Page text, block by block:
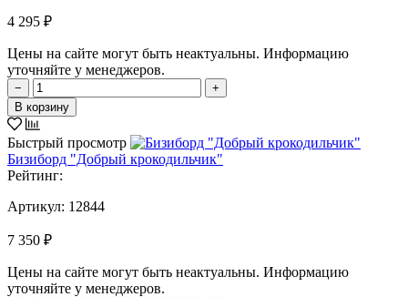
4 295 ₽
Цены на сайте могут быть неактуальны. Информацию
уточняйте у менеджеров.
−
+
В корзину
Быстрый просмотр
Бизиборд "Добрый крокодильчик"
Рейтинг:
Артикул: 12844
7 350 ₽
Цены на сайте могут быть неактуальны. Информацию
уточняйте у менеджеров.